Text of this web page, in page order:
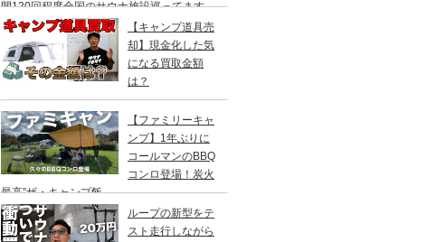
間120回程度全国のサウナ施設巡ってます。
【キャンプ道具売
却】現金化した気
になる買取金額
は？
【ファミリーキャ
ンプ】1年ぶりに
コールマンのBBQ
コンロ登場！炭火
最高”ザ・キャンプ飯
ループの新型をテ
スト走行しながら